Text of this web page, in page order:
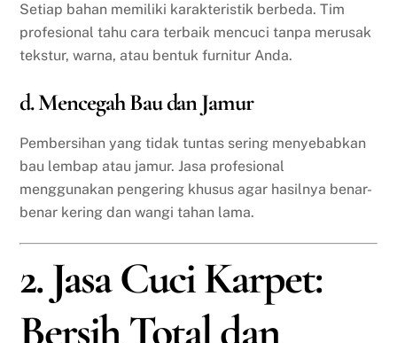
Setiap bahan memiliki karakteristik berbeda. Tim
profesional tahu cara terbaik mencuci tanpa merusak
tekstur, warna, atau bentuk furnitur Anda.
d. Mencegah Bau dan Jamur
Pembersihan yang tidak tuntas sering menyebabkan
bau lembap atau jamur. Jasa profesional
menggunakan pengering khusus agar hasilnya benar-
benar kering dan wangi tahan lama.
2. Jasa Cuci Karpet:
Bersih Total dan